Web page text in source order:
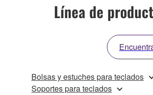
Línea de
Bolsas y estuches para teclados
Soportes para teclados